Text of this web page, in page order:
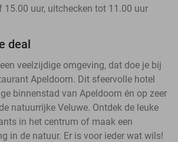
15.00 uur, uitchecken tot 11.00 uur
deal
veelzijdige omgeving, dat doe je bij
Apeldoorn. Dit sfeervolle hotel
binnenstad van Apeldoorn én op zeer
natuurrijke Veluwe. Ontdek de leuke
in het centrum of maak een
in de natuur. Er is voor ieder wat wils!